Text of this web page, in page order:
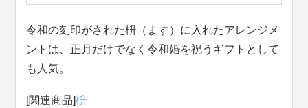
令和の刻印がされた枡（ます）に入れたアレンジメ
ントは、正月だけでなく令和婚を祝うギフトとして
も人気。
[関連商品]枡